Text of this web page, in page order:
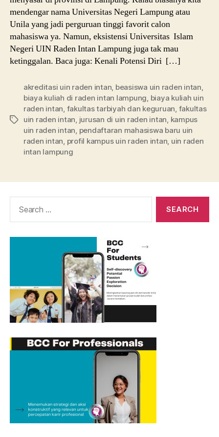
mendengar nama Universitas Negeri Lampung atau
Unila yang jadi perguruan tinggi favorit calon
mahasiswa ya. Namun, eksistensi Universitas Islam
Negeri UIN Raden Intan Lampung juga tak mau
ketinggalan. Baca juga: Kenali Potensi Diri […]
Tags
akreditasi uin raden intan, beasiswa uin raden intan,
biaya kuliah di raden intan lampung, biaya kuliah uin
raden intan, fakultas tarbiyah dan keguruan, fakultas
uin raden intan, jurusan di uin raden intan, kampus
uin raden intan, pendaftaran mahasiswa baru uin
raden intan, profil kampus uin raden intan, uin raden
intan lampung